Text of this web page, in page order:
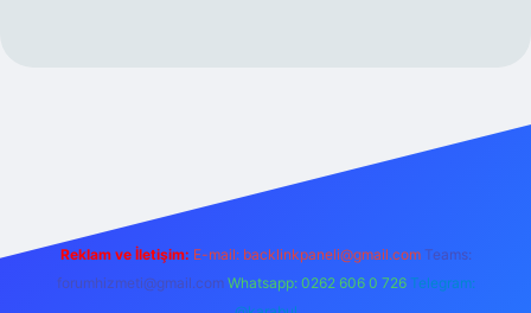
Reklam ve İletişim: E-mail: backlinkpaneli@gmail.com Teams:
forumhizmeti@gmail.com Whatsapp: 0262 606 0 726 Telegram: